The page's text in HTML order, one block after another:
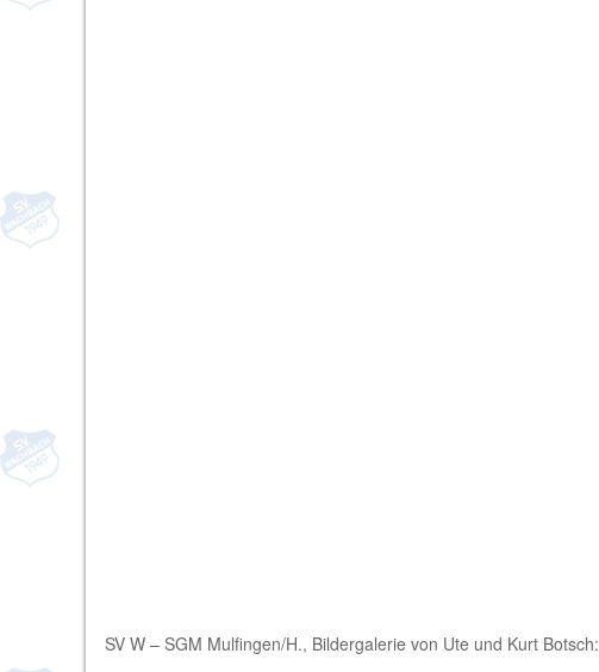
SV W – SGM Mulfingen/H., Bildergalerie von Ute und Kurt Botsch: